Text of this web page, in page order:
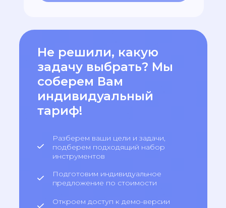
Не решили, какую
задачу выбрать? Мы
соберем Вам
индивидуальный
тариф!
Разберем ваши цели и задачи,
подберем подходящий набор
инструментов
Подготовим индивидуальное
предложение по стоимости
Откроем доступ к демо-версии